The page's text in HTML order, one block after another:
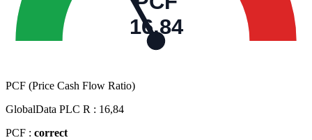
16,84
PCF (Price Cash Flow Ratio)
GlobalData PLC R : 16,84
PCF : correct